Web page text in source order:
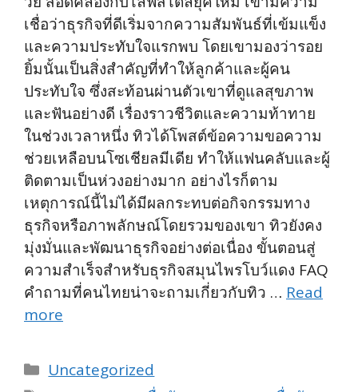
เชื่อว่าธุรกิจที่ดีเริ่มจากความสัมพันธ์ที่เข้มแข็ง
และความประทับใจแรกพบ โดยเขามองว่ารอย
ยิ้มนั้นเป็นสิ่งสำคัญที่ทำให้ลูกค้าและผู้คน
ประทับใจ ซึ่งสะท้อนผ่านตัวเขาที่ดูแลสุขภาพ
และฟันอย่างดี เรื่องราวชีวิตและความท้าทาย
ในช่วงเวลาหนึ่ง ทิวได้โพสต์ข้อความขอความ
ช่วยเหลือบนโซเชียลมีเดีย ทำให้แฟนคลับและผู้
ติดตามเป็นห่วงอย่างมาก อย่างไรก็ตาม
เหตุการณ์นี้ไม่ได้มีผลกระทบต่อกิจกรรมทาง
ธุรกิจหรือภาพลักษณ์โดยรวมของเขา ทิวยังคง
มุ่งมั่นและพัฒนาธุรกิจอย่างต่อเนื่อง ขั้นตอนสู่
ความสำเร็จสำหรับธุรกิจสมุนไพรโบว์แดง FAQ
คำถามที่คนไทยน่าจะถามเกี่ยวกับทิว … Read
more
Categories
Uncategorized